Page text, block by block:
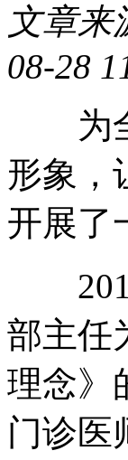
文章来
08-28
为全
形象，
开展了
2016
部主任
理念》
门诊医